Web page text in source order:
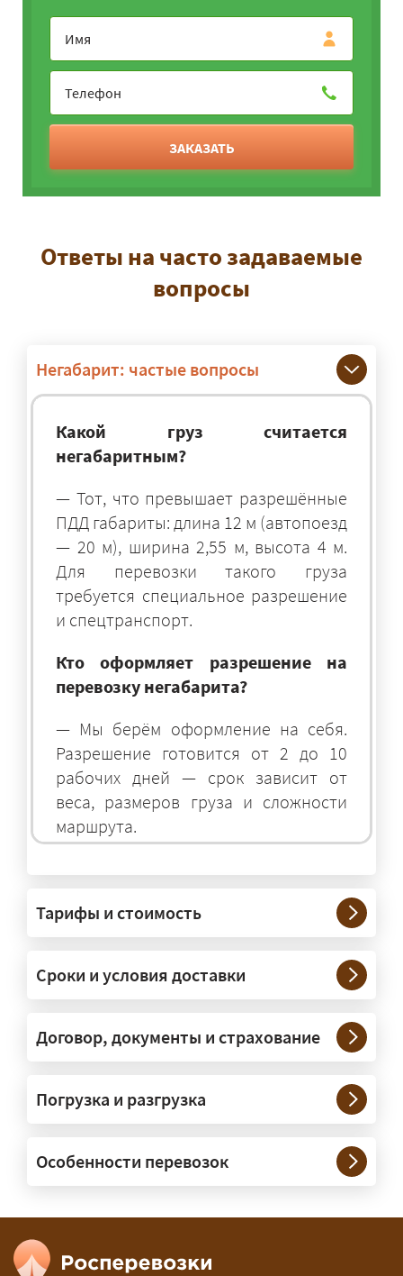
ЗАКАЗАТЬ
Ответы на часто задаваемые
вопросы
Негабарит: частые вопросы
Какой груз считается
негабаритным?
— Тот, что превышает разрешённые
ПДД габариты: длина 12 м (автопоезд
— 20 м), ширина 2,55 м, высота 4 м.
Для перевозки такого груза
требуется специальное разрешение
и спецтранспорт.
Кто оформляет разрешение на
перевозку негабарита?
— Мы берём оформление на себя.
Разрешение готовится от 2 до 10
рабочих дней — срок зависит от
веса, размеров груза и сложности
маршрута.
— На тралах и низкорамниках —
платформах, рассчитанных на
крупногабаритную технику и
конструкции. Транспорт подбираем
под конкретные размеры и вес груза.
сопровождение?
организуем. Потребность в машинах
прикрытия зависит от габаритов
груза и маршрута; это определяется
Тарифы и стоимость
Сроки и условия доставки
Договор, документы и страхование
Погрузка и разгрузка
Особенности перевозок